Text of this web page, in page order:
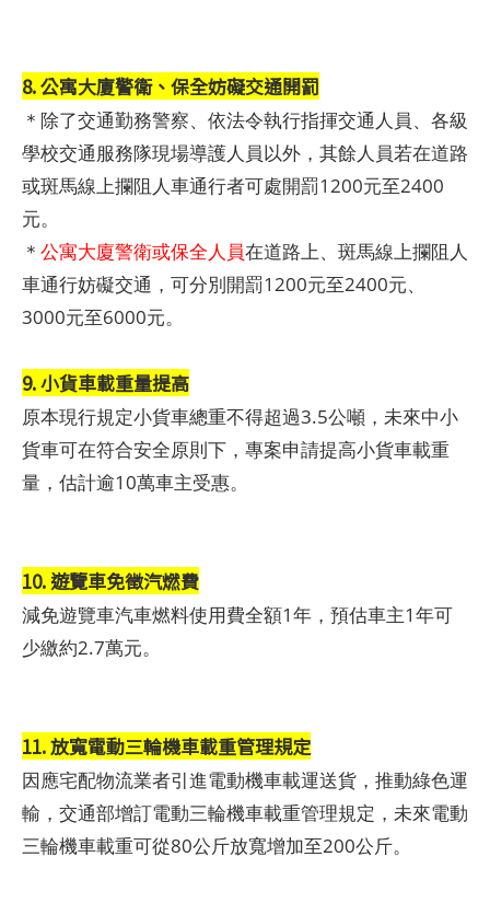
8. 公寓大廈警衛、保全妨礙交通開罰
＊除了交通勤務警察、依法令執行指揮交通人員、各級
學校交通服務隊現場導護人員以外，其餘人員若在道路
或斑馬線上攔阻人車通行者可處開罰1200元至2400
元。
＊ 公寓大廈警衛或保全人員在道路上、斑馬線上攔阻人
車通行妨礙交通，可分別開罰1200元至2400元、
3000元至6000元。
9. 小貨車載重量提高
原本現行規定小貨車總重不得超過3.5公噸，未來中小
貨車可在符合安全原則下，專案申請提高小貨車載重
量，估計逾10萬車主受惠。
10. 遊覽車免徵汽燃費
減免遊覽車汽車燃料使用費全額1年，預估車主1年可
少繳約2.7萬元。
11. 放寬電動三輪機車載重管理規定
因應宅配物流業者引進電動機車載運送貨，推動綠色運
輸，交通部增訂電動三輪機車載重管理規定，未來電動
三輪機車載重可從80公斤放寬增加至200公斤。